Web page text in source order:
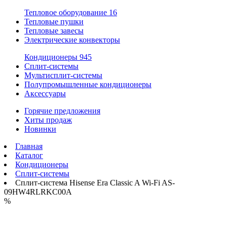
Тепловое оборудование 16
Тепловые пушки
Тепловые завесы
Электрические конвекторы
Кондиционеры 945
Сплит-системы
Мультисплит-системы
Полупромышленные кондиционеры
Аксессуары
Горячие предложения
Хиты продаж
Новинки
Главная
Каталог
Кондиционеры
Сплит-системы
Сплит-система Hisense Era Classic A Wi-Fi AS-
09HW4RLRKC00A
%